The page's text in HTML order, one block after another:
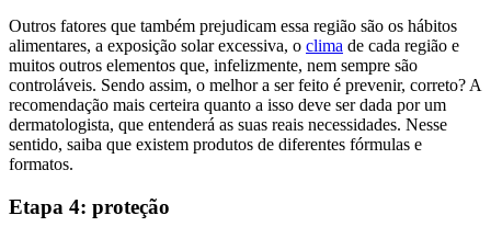
Outros fatores que também prejudicam essa região são os hábitos
alimentares, a exposição solar excessiva, o clima de cada região e
muitos outros elementos que, infelizmente, nem sempre são
controláveis. Sendo assim, o melhor a ser feito é prevenir, correto? A
recomendação mais certeira quanto a isso deve ser dada por um
dermatologista, que entenderá as suas reais necessidades. Nesse
sentido, saiba que existem produtos de diferentes fórmulas e
formatos.
Etapa 4: proteção